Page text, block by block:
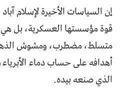
إن السياسات الأخيرة لإسلام
قوة مؤسستها العسكرية، بل هي
متسلط، مضطرب، ومشوش
أهدافه على حساب دماء
الذي صنعه بيده.